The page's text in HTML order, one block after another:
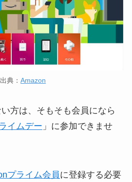
出典： Amazon
方は、そもそも会員になら
イムデー 」に参加できませ
プライム会員に登録する必要